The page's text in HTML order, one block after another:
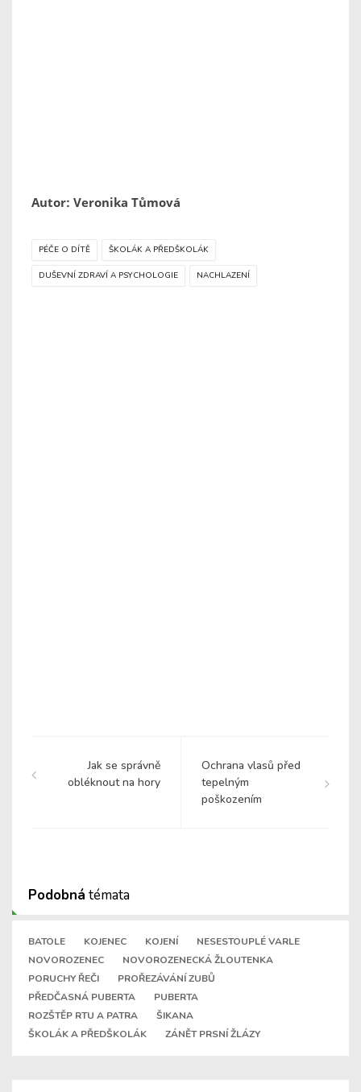
Autor: Veronika Tůmová
PÉČE O DÍTĚ ŠKOLÁK A PŘEDŠKOLÁK
DUŠEVNÍ ZDRAVÍ A PSYCHOLOGIE NACHLAZENÍ
Jak se správně
obléknout na hory
Ochrana vlasů před
tepelným
poškozením
Podobná témata
BATOLE KOJENEC KOJENÍ
NESESTOUPLÉ VARLE
NOVOROZENEC
NOVOROZENECKÁ ŽLOUTENKA
PORUCHY ŘEČI
PROŘEZÁVÁNÍ ZUBŮ
PŘEDČASNÁ PUBERTA
PUBERTA
ROZŠTĚP RTU A PATRA
ŠIKANA
ŠKOLÁK A PŘEDŠKOLÁK
ZÁNĚT PRSNÍ ŽLÁZY